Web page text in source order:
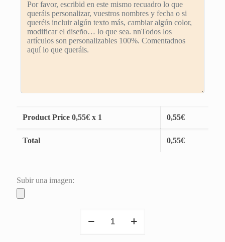
Product Price 0,55€ x 1 0,55€
Total 0,55€
Subir una imagen:
para